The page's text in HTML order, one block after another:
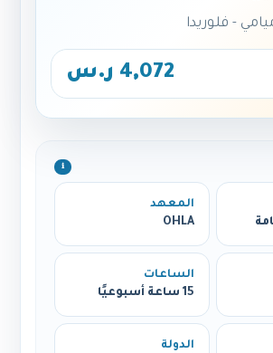
4,072 ر.س
ℹ️
المعهد
OHLA
الساعات
15 ساعة أسبوعيًا
الدولة